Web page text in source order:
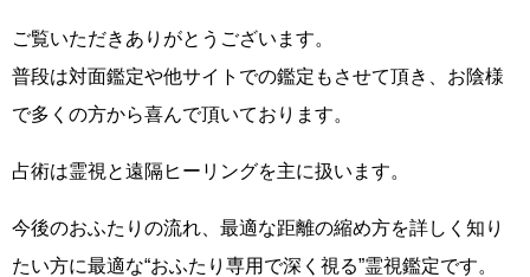
ご覧いただきありがとうございます。
普段は対面鑑定や他サイトでの鑑定もさせて頂き、お陰様
で多くの方から喜んで頂いております。
占術は霊視と遠隔ヒーリングを主に扱います。
今後のおふたりの流れ、最適な距離の縮め方を詳しく知り
たい方に最適な“おふたり専用で深く視る”霊視鑑定です。